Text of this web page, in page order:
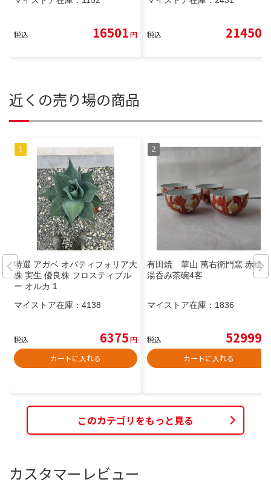
税込 16501円 税込 21450
近くの売り場の商品
特選 アガベ オバティフォリア大
株 実生 優良株 フロスティブル
ー オルカ 1
マイストア在庫： 4138
税込 6375円
カートに入れる
有田焼 華山 萬右衛門窯 赤絵
湯呑み茶碗4客
マイストア在庫： 1836
税込 52999
カートに入れる
このカテゴリをもっと見る
カスタマーレビュー